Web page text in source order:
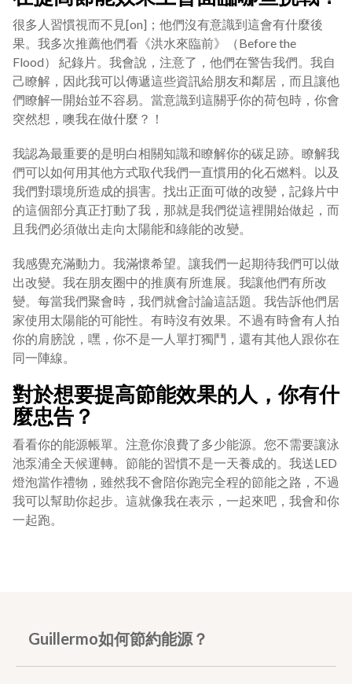
很多人習慣視而不見[on]；他們沒有意識到這會有什麼後
果。我多次推薦他們看《洪水來臨前》（Before the
Flood） 紀錄片。我會說，注意了，他們在警告我們。我自
己瞭解，因此我可以傳遞這些資訊給朋友和鄰居，而且讓他
們瞭解一開始並不容易。當意識到這關乎你的荷包時，你會
突然想，噢我在做什麼？！
我認為最重要的是明白相關知識和瞭解你的碳足跡。瞭解我
們可以如何用其他方式取代我們一直慣用的化石燃料。以及
我們對環境所造成的損害。找出正面可做的改變，記錄片中
的這個部分真正打動了我，那就是我們從這裡開始做起，而
且我們必須做出走向太陽能和綠能的改變。
我感覺充滿動力。我滿懷希望。讓我們一起期待我們可以做
出改變。我在朋友圈中的推廣有所進展。我讓他們有所改
變。每當我們聚會時，我們就會討論這話題。我告訴他們居
家使用太陽能的可能性。有時沒有效果。不過有時會有人拍
你的肩膀說，嘿，你不是一人單打獨鬥，還有其他人跟你在
同一陣線。
對於想要提高節能效果的人，你有什
麼忠告？
看看你的能源帳單。注意你浪費了多少能源。您不需要讓泳
池泵浦全天候運轉。節能的習慣不是一天養成的。我送LED
燈泡當作禮物，雖然我不會陪你跑完全程的節能之路，不過
我可以幫助你起步。這就像我在表示，一起來吧，我會和你
一起跑。
Guillermo如何節約能源？